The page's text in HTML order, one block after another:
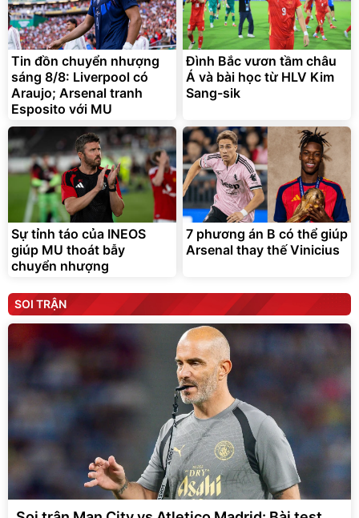
Tin đồn chuyển nhượng
sáng 8/8: Liverpool có
Araujo; Arsenal tranh
Esposito với MU
Đình Bắc vươn tầm châu
Á và bài học từ HLV Kim
Sang-sik
Sự tỉnh táo của INEOS
giúp MU thoát bẫy
chuyển nhượng
7 phương án B có thể giúp
Arsenal thay thế Vinicius
SOI TRẬN